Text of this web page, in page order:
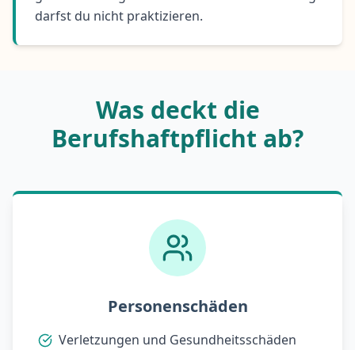
darfst du nicht praktizieren.
Was deckt die
Berufshaftpflicht ab?
Personenschäden
Verletzungen und Gesundheitsschäden